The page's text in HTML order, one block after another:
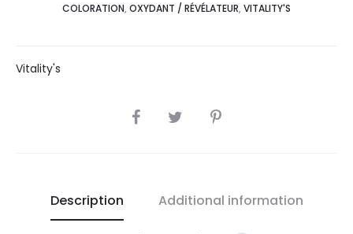
COLORATION, OXYDANT / RÉVÉLATEUR, VITALITY'S
Vitality's
SHARE
Description Additional information